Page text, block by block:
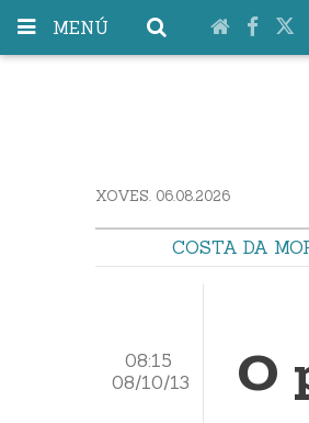
MENÚ
XOVES. 06.08.2026
COSTA DA
08:15
08/10/13
O